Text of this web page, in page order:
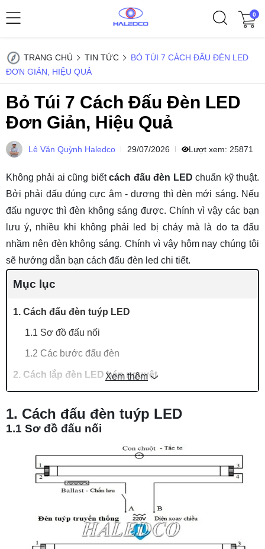
0
TRANG CHỦ TIN TỨC
BỎ TÚI 7 CÁCH ĐẤU ĐÈN LED
ĐƠN GIẢN, HIỆU QUẢ
Bỏ Túi 7 Cách Đấu Đèn LED
Đơn Giản, Hiệu Quả
Lê Văn Quỳnh Haledco 29/07/2026 Lượt xem: 25871
Không phải ai cũng biếtcách đấu đèn LED chuẩn kỹ thuật.
Bởi phải đấu đúng cực âm - dương thì đèn mới sáng. Nếu
đấu ngược thì đèn không sáng được. Chính vì vậy các bạn
lưu ý, nhiều khi không phải led bị cháy mà là do ta đấu
nhầm nên đèn không sáng. Chính vì vậy hôm nay chúng tôi
sẽ hướng dẫn bạn cách đấu đèn led chi tiết.
Mục lục
1. Cách đấu đèn tuýp LED
1.1 Sơ đồ đấu nối
1.2 Các bước đấu đèn
2. Cách lắp đèn LED bán nguyệt
2.1 Sơ đồ đấu nối
2.2 Các bước đấu đèn
3.1 Sơ đồ đấu nối
3.2 Các bước đấu đèn
4.1 Sơ đồ đấu nối
4.2 Các bước đấu đèn
Xem thêm
1. Cách đấu đèn tuýp LED
1.1 Sơ đồ đấu nối